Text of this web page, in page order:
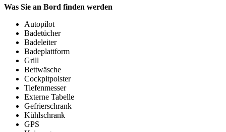
Was Sie an Bord finden werden
Autopilot
Badetücher
Badeleiter
Badeplattform
Grill
Bettwäsche
Cockpitpolster
Tiefenmesser
Externe Tabelle
Gefrierschrank
Kühlschrank
GPS